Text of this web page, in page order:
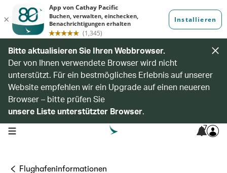
Bitte aktualisieren Sie Ihren Webbrowser.
Der von Ihnen verwendete Browser wird nicht
unterstützt. Für ein bestmögliches Erlebnis auf unserer
Website empfehlen wir ein Upgrade auf einen neueren
Browser – bitte prüfen Sie
unsere Liste unterstützter Browser.
open navigation menu 7
Flughafeninformationen